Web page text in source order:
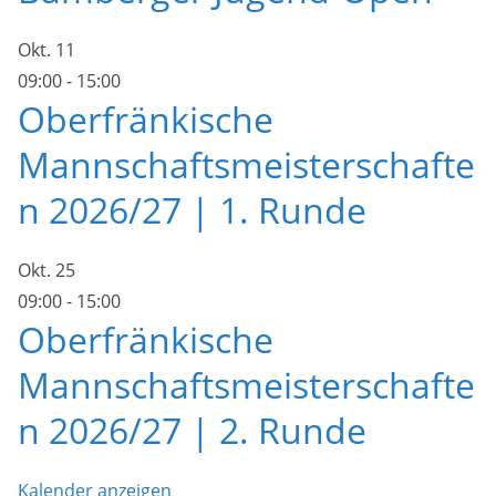
Okt. 11
09:00- 15:00
Oberfränkische
Mannschaftsmeisterschafte
n 2026/27 | 1. Runde
Okt. 25
09:00- 15:00
Oberfränkische
Mannschaftsmeisterschafte
n 2026/27 | 2. Runde
Kalender anzeigen